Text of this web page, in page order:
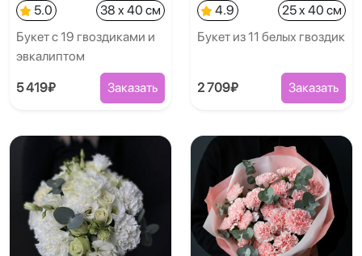
5.0
38 x 40 см
Букет с 19 гвоздиками и
эвкалиптом
5 419₽ Заказать
4.9
25 x 40 см
Букет из 11 белых гвоздик
2 709₽ Заказать